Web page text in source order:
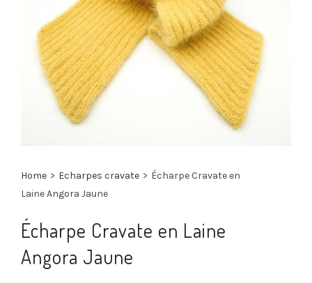
Home > Echarpes cravate > Écharpe Cravate en
Laine Angora Jaune
Écharpe Cravate en Laine
Angora Jaune